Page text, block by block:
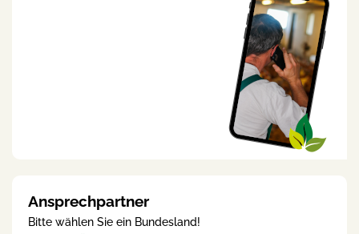
Ansprechpartner
Bitte wählen Sie ein Bundesland!